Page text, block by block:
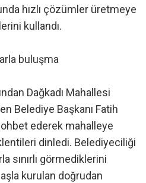
hızlı çözümler üretmeye
kullandı.
buluşma
Dağkadı Mahallesi
Belediye Başkanı Fatih
ederek mahalleye
dinledi. Belediyeciliği
sınırlı görmediklerini
kurulan doğrudan